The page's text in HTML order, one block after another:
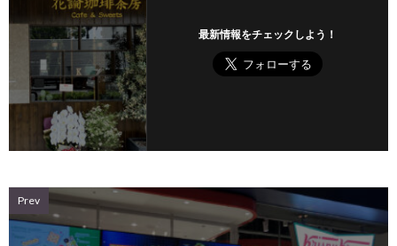
最新情報をチェックしよう！
Prev